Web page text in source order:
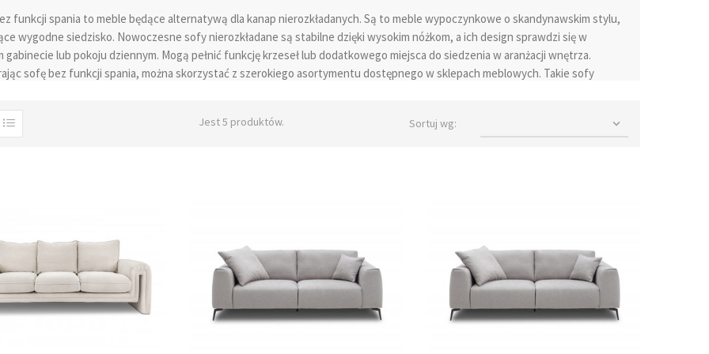
funkcji spania to meble będące alternatywą dla kanap nierozkładanych. Są to meble wypoczynkowe o skandynawskim stylu,
wygodne siedzisko. Nowoczesne sofy nierozkładane są stabilne dzięki wysokim nóżkom, a ich design sprawdzi się w
gabinecie lub pokoju dziennym. Mogą pełnić funkcję krzeseł lub dodatkowego miejsca do siedzenia w aranżacji wnętrza.
sofę bez funkcji spania, można skorzystać z szerokiego asortymentu dostępnego w sklepach meblowych. Takie sofy
i dekoracyjne, oferując wygodne miejsce do siedzenia bez konieczności zajmowania dodatkowego miejsca.
sofy nierozkładane w stylu skandynawskim mogą być pikowane z drewnianymi nóżkami, dodając imglamouru. Każda
się meblami przez wiele lat. Dzięki szerokiej ofercie i konkurencyjnym cenom każdy będzie mógł znaleźć idealne meble do
salonu.
sofy bez funkcji spania
funkcji spania to idealne rozwiązanie dla tych, którzy nie potrzebują dodatkowego miejsca do spania w salonie. W stylowym
Jest 5 produktów. Sortuj wg: 